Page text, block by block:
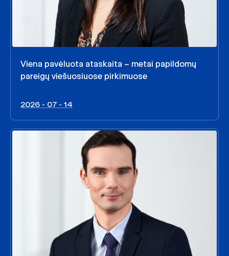
Viena pavėluota ataskaita – metai papildomų
pareigų viešuosiuose pirkimuose
2026 - 07 - 14